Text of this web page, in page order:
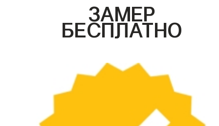
ЗАМЕР
БЕСПЛАТНО